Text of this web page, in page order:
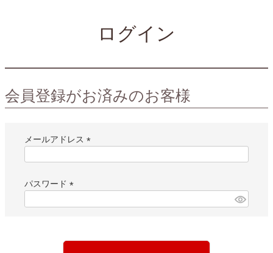
ログイン
会員登録がお済みのお客様
メールアドレス
パスワード
)